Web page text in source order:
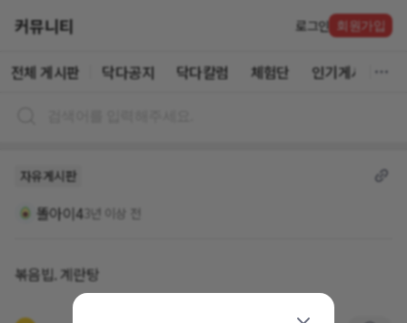
커뮤니티 로그인 회원가입
전체 게시판 닥다공지 닥다칼럼 체험단 인기게시글
자유게시판
똘아이43년 이상 전
볶음빕. 계란탕